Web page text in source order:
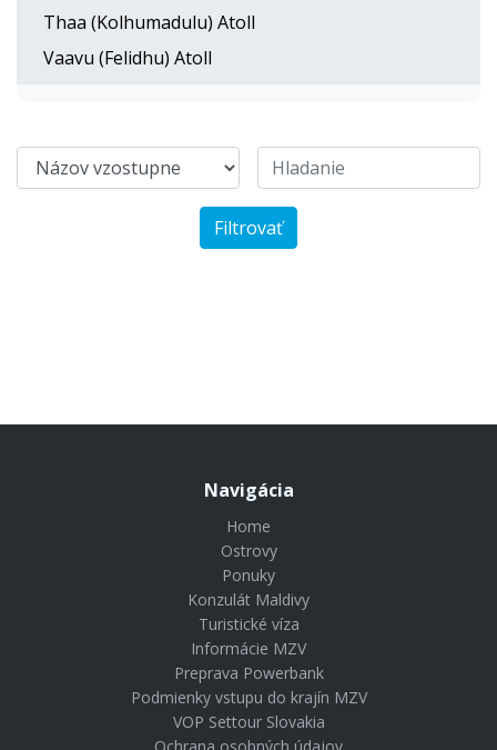
Thaa (Kolhumadulu) Atoll
Vaavu (Felidhu) Atoll
Filtrovať
Six Senses Laamu
Navigácia
Home
Ostrovy
Ponuky
Konzulát Maldivy
Turistické víza
Informácie MZV
Preprava Powerbank
Podmienky vstupu do krajín MZV
VOP Settour Slovakia